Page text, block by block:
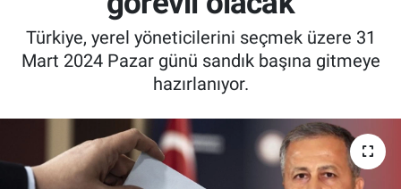
Türkiye, yerel yöneticilerini seçmek üzere 31
Mart 2024 Pazar günü sandık başına gitmeye
hazırlanıyor.